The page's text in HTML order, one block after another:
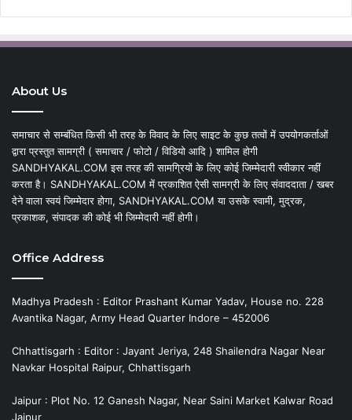
About Us
समाचार से सम्बंधित किसी भी तरह के विवाद के लिए साइट के कुछ तत्वों में उपयोगकर्ताओं
द्वारा प्रस्तुत सामग्री ( समाचार / फोटो / विडियो आदि ) शामिल होगी
SANDHYAKAL.COM इस तरह की सामग्रियों के लिए कोई जिम्मेदारी स्वीकार नहीं
करता है। SANDHYAKAL.COM में प्रकाशित ऐसी सामग्री के लिए संवाददाता / खबर
देने वाला स्वयं जिम्मेदार होगा, SANDHYAKAL.COM या उसके स्वामी, मुद्रक,
प्रकाशक, संपादक की कोई भी जिम्मेदारी नहीं होगी।
Office Address
Madhya Pradesh : Editor Prashant Kumar Yadav, House no. 228
Avantika Nagar, Army Head Quarter Indore – 452006
Chhattisgarh : Editor : Jayant Jeriya, 248 Shailendra Nagar Near
Navkar Hospital Raipur, Chhattisgarh
Jaipur : Plot No. 12 Ganesh Nagar, Near Saini Market Kalwar Road
Jaipur